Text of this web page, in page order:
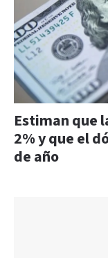
Estiman que
2% y que el
de año